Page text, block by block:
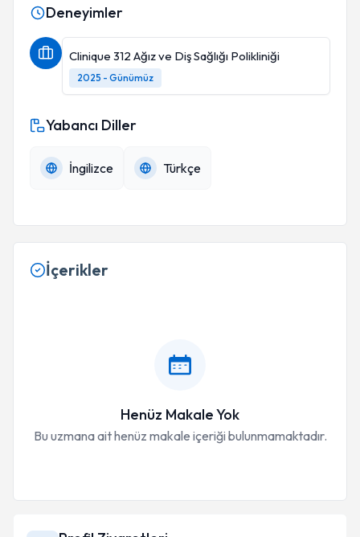
Deneyimler
Clinique 312 Ağız ve Diş Sağlığı Polikliniği
2025 - Günümüz
Yabancı Diller
İngilizce Türkçe
İçerikler
Henüz Makale Yok
Bu uzmana ait henüz makale içeriği bulunmamaktadır.